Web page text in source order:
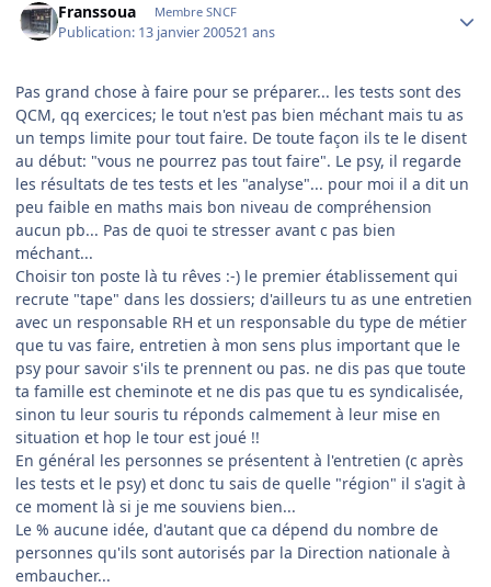
Franssoua Membre SNCF
Publication: 13 janvier 200521 ans
Pas grand chose à faire pour se préparer... les tests sont des
QCM, qq exercices; le tout n'est pas bien méchant mais tu as
un temps limite pour tout faire. De toute façon ils te le disent
au début: "vous ne pourrez pas tout faire". Le psy, il regarde
les résultats de tes tests et les "analyse"... pour moi il a dit un
peu faible en maths mais bon niveau de compréhension
aucun pb... Pas de quoi te stresser avant c pas bien
méchant...
Choisir ton poste là tu rêves :-) le premier établissement qui
recrute "tape" dans les dossiers; d'ailleurs tu as une entretien
avec un responsable RH et un responsable du type de métier
que tu vas faire, entretien à mon sens plus important que le
psy pour savoir s'ils te prennent ou pas. ne dis pas que toute
ta famille est cheminote et ne dis pas que tu es syndicalisée,
sinon tu leur souris tu réponds calmement à leur mise en
situation et hop le tour est joué !!
En général les personnes se présentent à l'entretien (c après
les tests et le psy) et donc tu sais de quelle "région" il s'agit à
ce moment là si je me souviens bien...
Le % aucune idée, d'autant que ca dépend du nombre de
personnes qu'ils sont autorisés par la Direction nationale à
embaucher...